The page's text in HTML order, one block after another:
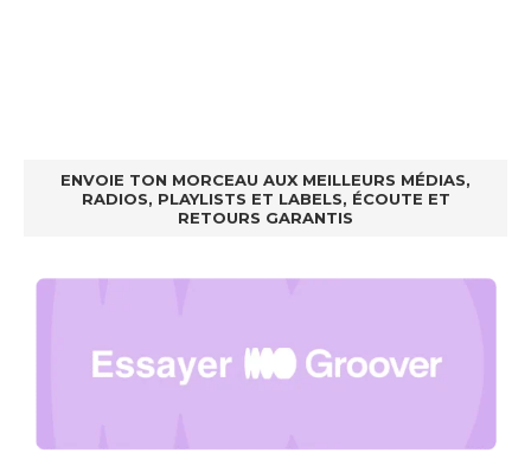
ENVOIE TON MORCEAU AUX MEILLEURS MÉDIAS,
RADIOS, PLAYLISTS ET LABELS, ÉCOUTE ET
RETOURS GARANTIS